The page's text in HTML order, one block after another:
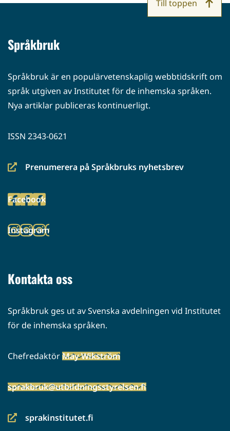
Språkbruk
Språkbruk är en populärvetenskaplig webbtidskrift om
språk utgiven av Institutet för de inhemska språken.
Nya artiklar publiceras kontinuerligt.
ISSN 2343-0621
Prenumerera på Språkbruks nyhetsbrev
(siirryt
palveluun)
Facebook
(siirryt
palveluun)
Instagram
(siirryt
Kontakta oss
Språkbruk ges ut av Svenska avdelningen vid Institutet
för de inhemska språken.
ChefredaktörMay Wikström
sprakbruk@utbildningsstyrelsen.fi
sprakinstitutet.fi
(siirryt
Till toppen